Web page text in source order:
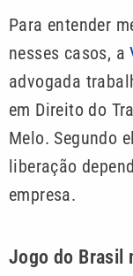
Para entender
nesses casos, a
advogada
em Direito do
Melo. Segundo
liberação
empresa.
Jogo do Brasil